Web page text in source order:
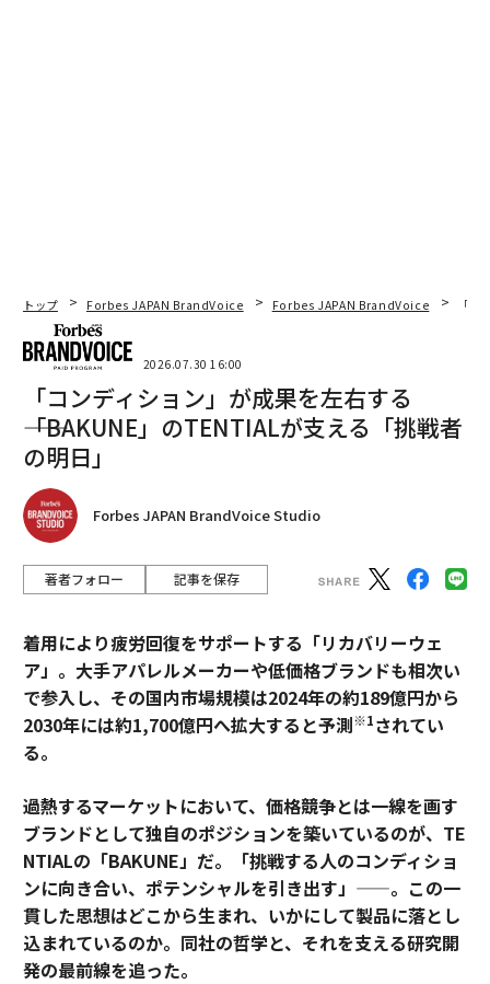
トップ Forbes JAPAN BrandVoice Forbes JAPAN BrandVoice 「
2026.07.30 16:00
「コンディション」が成果を左右する
――「BAKUNE」のTENTIALが支える「挑戦者
の明日」
Forbes JAPAN BrandVoice Studio
著者フォロー 記事を保存
着用により疲労回復をサポートする「リカバリーウェ
ア」。大手アパレルメーカーや低価格ブランドも相次い
で参入し、その国内市場規模は2024年の約189億円から
2030年には約1,700億円へ拡大すると予測※1されてい
る。
過熱するマーケットにおいて、価格競争とは一線を画す
ブランドとして独自のポジションを築いているのが、TE
NTIALの「BAKUNE」だ。「挑戦する人のコンディショ
ンに向き合い、ポテンシャルを引き出す」——。この一
貫した思想はどこから生まれ、いかにして製品に落とし
込まれているのか。同社の哲学と、それを支える研究開
発の最前線を追った。